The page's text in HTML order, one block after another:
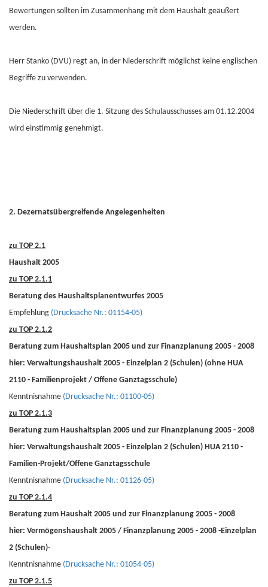
Bewertungen sollten im Zusammenhang mit dem Haushalt geäußert
werden.
Herr Stanko (DVU) regt an, in der Niederschrift möglichst keine englischen
Begriffe zu verwenden.
Die Niederschrift über die 1. Sitzung des Schulausschusses am 01.12.2004
wird einstimmig genehmigt.
2. Dezernatsübergreifende Angelegenheiten
zu TOP 2.1
Haushalt 2005
zu TOP 2.1.1
Beratung des Haushaltsplanentwurfes 2005
Empfehlung (Drucksache Nr.: 01154-05)
zu TOP 2.1.2
Beratung zum Haushaltsplan 2005 und zur Finanzplanung 2005 - 2008
hier: Verwaltungshaushalt 2005 - Einzelplan 2 (Schulen) (ohne HUA
2110 - Familienprojekt / Offene Ganztagsschule)
Kenntnisnahme (Drucksache Nr.: 01100-05)
zu TOP 2.1.3
Beratung zum Haushaltsplan 2005 und zur Finanzplanung 2005 - 2008
hier: Verwaltungshaushalt 2005 - Einzelplan 2 (Schulen) HUA 2110 -
Familien-Projekt/Offene Ganztagsschule
Kenntnisnahme (Drucksache Nr.: 01126-05)
zu TOP 2.1.4
Beratung zum Haushalt 2005 und zur Finanzplanung 2005 - 2008
hier: Vermögenshaushalt 2005 / Finanzplanung 2005 - 2008 -Einzelplan
2 (Schulen)-
Kenntnisnahme (Drucksache Nr.: 01054-05)
zu TOP 2.1.5